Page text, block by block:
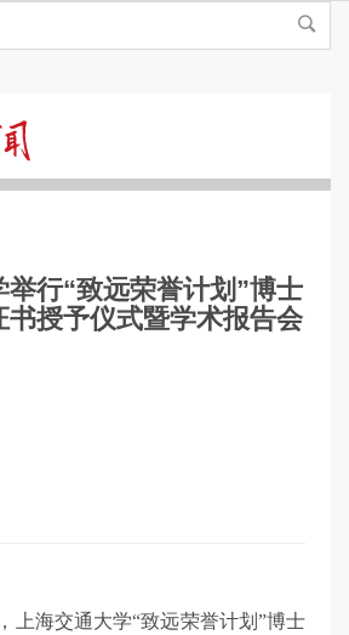
要
行“致远荣誉计划”博士
书授予仪式暨学术报告会
上海交通大学“致远荣誉计划”博士